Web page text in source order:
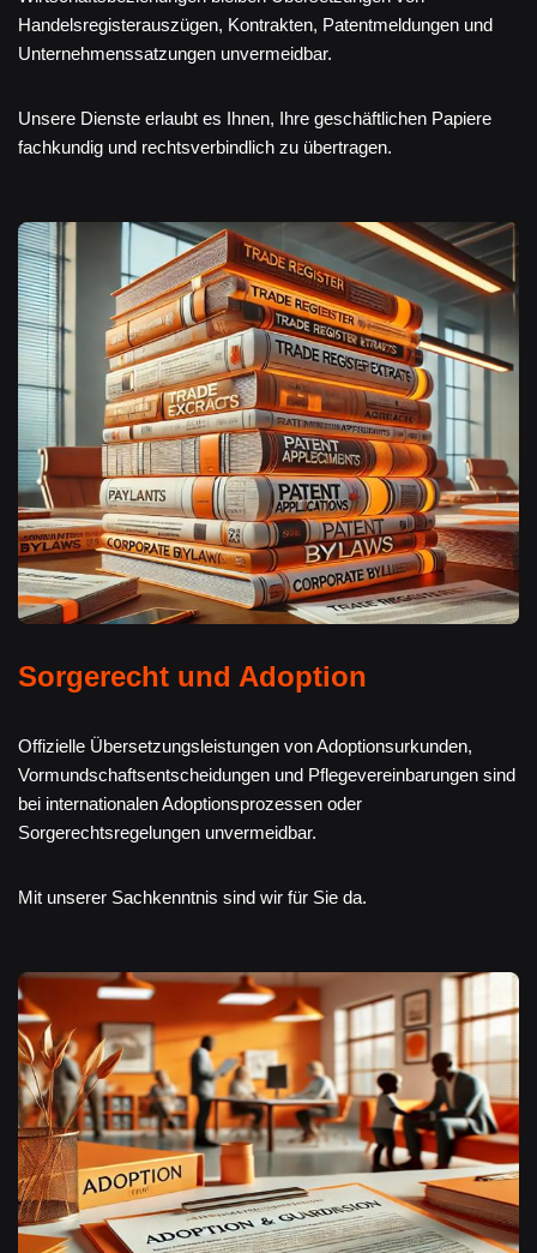
Handelsregisterauszügen, Kontrakten, Patentmeldungen und
Unternehmenssatzungen unvermeidbar.
Unsere Dienste erlaubt es Ihnen, Ihre geschäftlichen Papiere
fachkundig und rechtsverbindlich zu übertragen.
Sorgerecht und Adoption
Offizielle Übersetzungsleistungen von Adoptionsurkunden,
Vormundschaftsentscheidungen und Pflegevereinbarungen sind
bei internationalen Adoptionsprozessen oder
Sorgerechtsregelungen unvermeidbar.
Mit unserer Sachkenntnis sind wir für Sie da.